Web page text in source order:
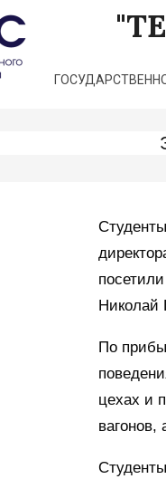
Николай
По
цехах и
вагонов,